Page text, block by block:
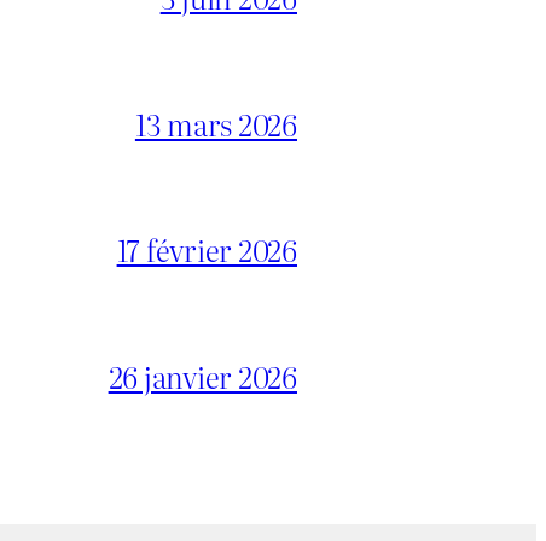
13 mars 2026
17 février 2026
26 janvier 2026